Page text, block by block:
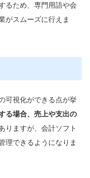
るため、専門用語や会
がスムーズに行えま
可視化ができる点が挙
る場合、売上や支出の
りますが、会計ソフト
理できるようになりま